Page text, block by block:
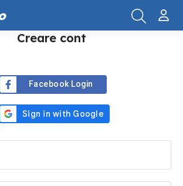
Creare cont
Facebook Login